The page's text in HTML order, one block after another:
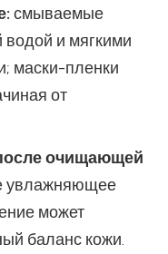
смываемые
водой и мягкими
маски-пленки
от
очищающей
увлажняющее
может
баланс кожи.